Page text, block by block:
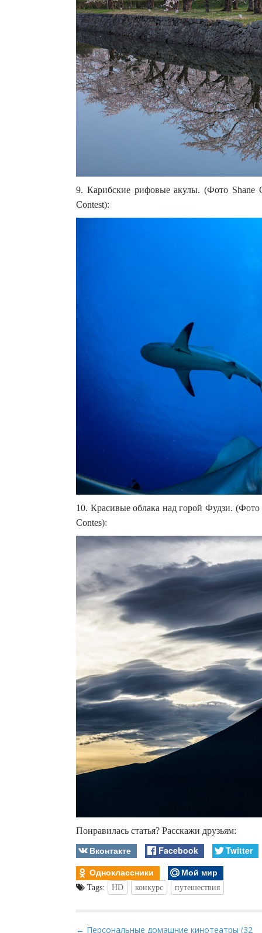
9. Карибские рифовые акулы. (Фото Shane
Contest):
10. Красивые облака над горой Фудзи. (Фото
Contes):
Понравилась статья? Расскажи друзьям:
Вконтакте Facebook
Twitter
Одноклассники
Мой мир
Tags: HD конкурс путешествия
← Персональные домашние кинотеатры (32